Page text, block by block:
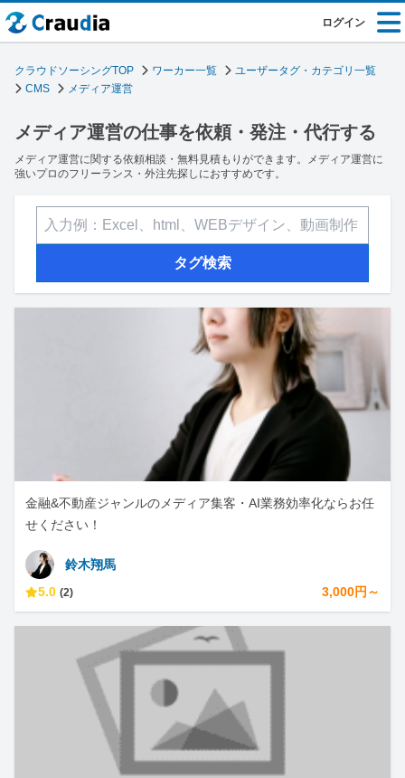
ログイン
クラウドソーシングTOP ワーカー一覧
ユーザータグ・カテゴリ一覧
CMS
メディア運営
メディア運営の仕事を依頼・発注・代行する
メディア運営に関する依頼相談・無料見積もりができます。メディア運営に
強いプロのフリーランス・外注先探しにおすすめです。
タグ検索
金融&不動産ジャンルのメディア集客・AI業務効率化ならお任
せください！
鈴木翔馬
5.0 (2) 3,000円～